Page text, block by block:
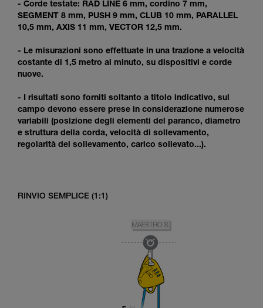
- Corde testate: RAD LINE 6 mm, cordino 7 mm,
SEGMENT 8 mm, PUSH 9 mm, CLUB 10 mm, PARALLEL
10,5 mm, AXIS 11 mm, VECTOR 12,5 mm.
- Le misurazioni sono effettuate in una trazione a velocità
costante di 1,5 metro al minuto, su dispositivi e corde
nuove.
- I risultati sono forniti soltanto a titolo indicativo, sul
campo devono essere prese in considerazione numerose
variabili (posizione degli elementi del paranco, diametro
e struttura della corda, velocità di sollevamento,
regolarità del sollevamento, carico sollevato...).
RINVIO SEMPLICE (1:1)